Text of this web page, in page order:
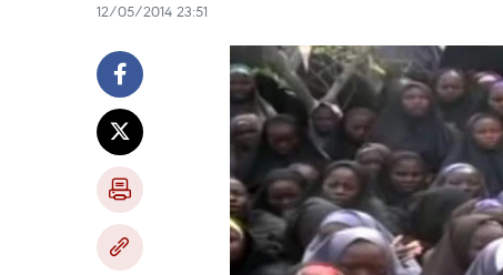
12/05/2014 23:51